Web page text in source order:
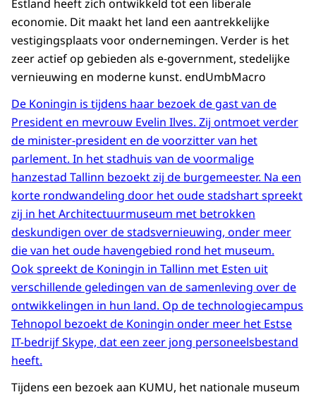
Estland heeft zich ontwikkeld tot een liberale
economie. Dit maakt het land een aantrekkelijke
vestigingsplaats voor ondernemingen. Verder is het
zeer actief op gebieden als e-government, stedelijke
vernieuwing en moderne kunst. endUmbMacro
De Koningin is tijdens haar bezoek de gast van de
President en mevrouw Evelin Ilves. Zij ontmoet verder
de minister-president en de voorzitter van het
parlement. In het stadhuis van de voormalige
hanzestad Tallinn bezoekt zij de burgemeester. Na een
korte rondwandeling door het oude stadshart spreekt
zij in het Architectuurmuseum met betrokken
deskundigen over de stadsvernieuwing, onder meer
die van het oude havengebied rond het museum.
Ook spreekt de Koningin in Tallinn met Esten uit
verschillende geledingen van de samenleving over de
ontwikkelingen in hun land. Op de technologiecampus
Tehnopol bezoekt de Koningin onder meer het Estse
IT-bedrijf Skype, dat een zeer jong personeelsbestand
heeft.
Tijdens een bezoek aan KUMU, het nationale museum